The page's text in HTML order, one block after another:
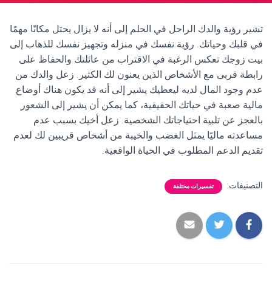
تشير رؤية والدك الراحل في الحلم إلى أنه لا يزال يحتل مكانًا مهمًا
في قلبك وحياتك. رؤية نفسك في منزله وتجهيز نفسك للذهاب إلى
بيت زوجك تعكس الرغبة في الاقتراب من عائلتك والحفاظ على
رابطة قربى مع الأشخاص الذين يعنون لك الكثير. زعل والدك من
عدم وجود المال لديه ليعطيك يشير إلى أنه قد يكون هناك أوضاع
مالية صعبة في حياتك الحقيقية، كما يمكن أن يشير إلى الشعور
بالعجز عن تلبية احتياجاتك الشخصية. زعل أخيك بسبب عدم
مساعدته ماليًا يمثل الغضب والخيبة من أشخاص قريبين لك لعدم
تقديم الدعم المطلوب في الحياة الواقعية.
التصنيفات: تفسيرات مختلفة